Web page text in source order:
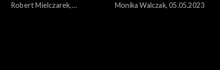
Robert Mielczarek,
Monika Walczak, 05.05.2023